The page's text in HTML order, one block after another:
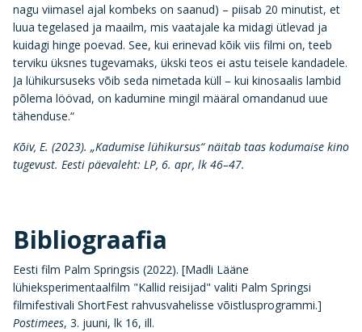
nagu viimasel ajal kombeks on saanud) – piisab 20 minutist, et
luua tegelased ja maailm, mis vaatajale ka midagi ütlevad ja
kuidagi hinge poevad. See, kui erinevad kõik viis filmi on, teeb
terviku üksnes tugevamaks, ükski teos ei astu teisele kandadele.
Ja lühikursuseks võib seda nimetada küll – kui kinosaalis lambid
põlema löövad, on kadumine mingil määral omandanud uue
tähenduse.“
Kõiv, E. (2023). „Kadumise lühikursus“ näitab taas kodumaise kino
tugevust. Eesti päevaleht: LP, 6. apr, lk 46–47.
Bibliograafia
Eesti film Palm Springsis (2022). [Madli Lääne
lühieksperimentaalfilm "Kallid reisijad" valiti Palm Springsi
filmifestivali ShortFest rahvusvahelisse võistlusprogrammi.]
Postimees, 3. juuni, lk 16, ill.